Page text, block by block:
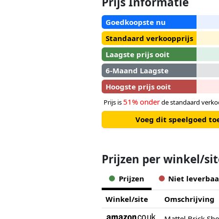
Goedkoopste nu
Standaard verkoopprijs
Laagste prijs ooit
6-Maand Laagste
Hoogste prijs ooit
Prijs is 51% onderde standaard
Voeg dit speelgoed
Prijzen per winkel/
Prijzen Niet
Winkel/site Omschrijving